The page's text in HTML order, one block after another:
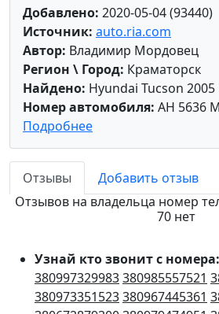
Добавлено: 2020-05-04 (93440)
Источник: auto.ria.com
Автор: Владимир Мордовец
Регион \ Город: Краматорск
Найдено: Hyundai Tucson 2005
Номер автомобиля: AH 5636
Подробнее
Отзывы
Добавить отзыв
Отзывов на владельца номер
70 нет
Узнай кто звонит с номера:
380997329983380985557521
380973351523380967445361